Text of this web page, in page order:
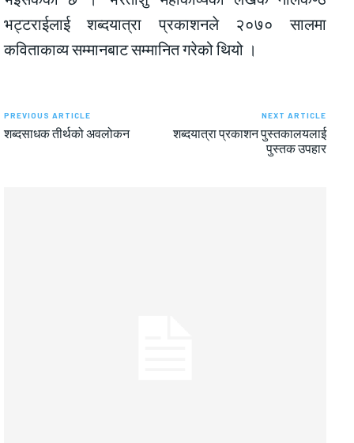
भट्टराईलाई शब्दयात्रा प्रकाशनले २०७० सालमा
कविताकाव्य सम्मानबाट सम्मानित गरेको थियो ।
PREVIOUS ARTICLE
शब्दसाधक तीर्थको अवलोकन
NEXT ARTICLE
शब्दयात्रा प्रकाशन पुस्तकालयलाई
पुस्तक उपहार